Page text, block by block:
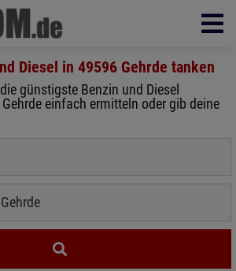
Diesel in 49596 Gehrde tanken
günstigste Benzin und Diesel
einfach ermitteln oder gib deine